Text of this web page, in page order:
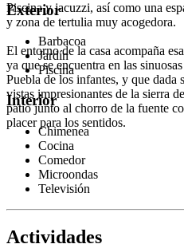
Piscina y jacuzzi, así como una
y zona de tertulia muy acogedora.
El entorno de la casa acompaña
ya que se encuentra en las
Puebla de los infantes, y que dada
vistas impresionantes de la sierra
patio junto al chorro de la fuente
placer para los sentidos.
Exterior
Barbacoa
Jardín
Piscina
Interior
Chimenea
Cocina
Comedor
Microondas
Televisión
Actividades